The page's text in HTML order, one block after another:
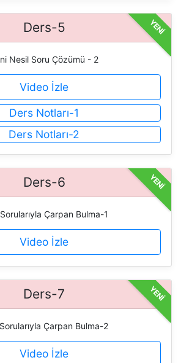
Ders-5 YENİ
Nesil Soru Çözümü - 2
Video İzle
Ders Notları-1
Ders Notları-2
Ders-6 YENİ
Çarpan Bulma-1
Video İzle
Ders-7 YENİ
Çarpan Bulma-2
Video İzle